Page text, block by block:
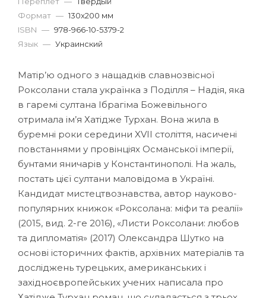
Формат — 130x200 мм
ISBN — 978-966-10-5379-2
Язык — Украинский
Матір’ю одного з нащадків славнозвісної
Роксолани стала українка з Поділля – Надія, яка
в гаремі султана Ібрагіма Божевільного
отримала ім’я Хатідже Турхан. Вона жила в
буремні роки середини XVII століття, насичені
повстаннями у провінціях Османської імперії,
бунтами яничарів у Константинополі. На жаль,
постать цієї султани маловідома в Україні.
Кандидат мистецтвознавства, автор науково-
популярних книжок «Роксолана: міфи та реалії»
(2015, вид. 2-ге 2016), «Листи Роксолани: любов
та дипломатія» (2017) Олександра Шутко на
основі історичних фактів, архівних матеріалів та
досліджень турецьких, американських і
західноєвропейських учених написала про